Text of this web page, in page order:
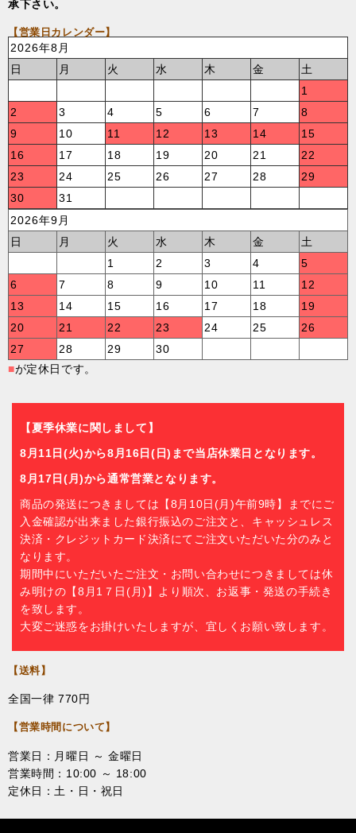
承下さい。
【営業日カレンダー】
2026年8月
日
月 火 水 木 金
土
1
2
3 4 5 6 7
8
9
10 11 12 13 14
15
16
17 18 19 20 21
22
23
24 25 26 27 28
29
30
31
2026年9月
日
月 火 水 木 金
土
1
2 3 4
5
6
7 8 9 10 11
12
13
14 15 16 17 18
19
20
21 22 23 24 25
26
27
28 29
30
■が定休日です。
【夏季休業に関しまして】
8月11日(火)から8月16日(日)まで当店休業日となります。
8月17日(月)から通常営業となります。
商品の発送につきましては【8月10日(月)午前9時】までにご
入金確認が出来ました銀行振込のご注文と、キャッシュレス
決済・クレジットカード決済にてご注文いただいた分のみと
なります。
期間中にいただいたご注文・お問い合わせにつきましては休
み明けの【8月1７日(月)】より順次、お返事・発送の手続き
を致します。
大変ご迷惑をお掛けいたしますが、宜しくお願い致します。
【送料】
全国一律 770円
【営業時間について】
営業日：月曜日 ～ 金曜日
営業時間：10:00 ～ 18:00
定休日：土・日・祝日